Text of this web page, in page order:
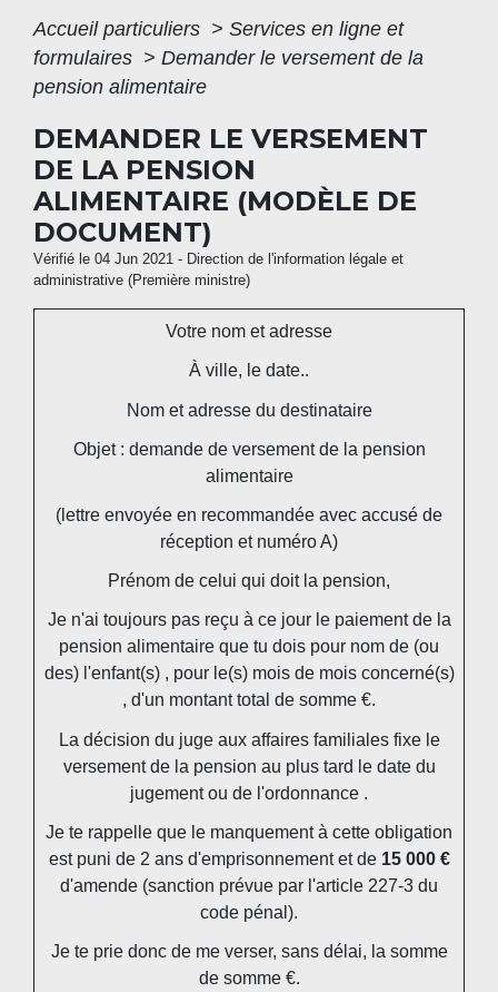
Accueil particuliers > Services en ligne et
formulaires > Demander le versement de la
pension alimentaire
DEMANDER LE VERSEMENT
DE LA PENSION
ALIMENTAIRE (MODÈLE DE
DOCUMENT)
Vérifié le 04 Jun 2021 - Direction de l'information légale et
administrative (Première ministre)
Votre nom et adresse
À ville, le date..
Nom et adresse du destinataire
Objet : demande de versement de la pension
alimentaire
(lettre envoyée en recommandée avec accusé de
réception et numéro A)
Prénom de celui qui doit la pension,
Je n'ai toujours pas reçu à ce jour le paiement de la
pension alimentaire que tu dois pour nom de (ou
des) l'enfant(s), pour le(s) mois de mois concerné(s)
, d'un montant total de somme €.
La décision du juge aux affaires familiales fixe le
versement de la pension au plus tard le date du
jugement ou de l'ordonnance .
Je te rappelle que le manquement à cette obligation
est puni de 2 ans d'emprisonnement et de 15 000 €
d'amende (sanction prévue par l'article 227-3 du
code pénal).
Je te prie donc de me verser, sans délai, la somme
de somme€.